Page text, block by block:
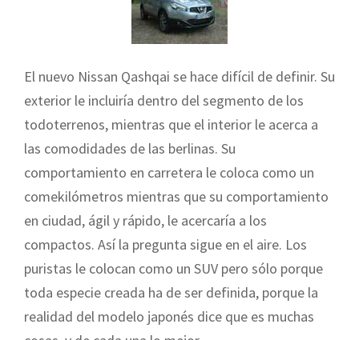
El nuevo Nissan Qashqai se hace difícil de definir. Su
exterior le incluiría dentro del segmento de los
todoterrenos, mientras que el interior le acerca a
las comodidades de las berlinas. Su
comportamiento en carretera le coloca como un
comekilómetros mientras que su comportamiento
en ciudad, ágil y rápido, le acercaría a los
compactos. Así la pregunta sigue en el aire. Los
puristas le colocan como un SUV pero sólo porque
toda especie creada ha de ser definida, porque la
realidad del modelo japonés dice que es muchas